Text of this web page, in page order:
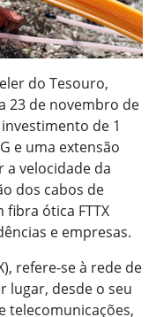
do Tesouro,
23 de novembro de
de 1
e uma extensão
a velocidade da
dos cabos de
ótica FTTX
e empresas.
refere-se à rede de
lugar, desde o seu
telecomunicações,